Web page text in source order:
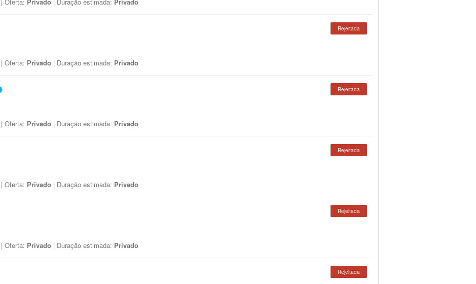
Rejeitada
| Oferta: Privado | Duração estimada: Privado
Rejeitada
| Oferta: Privado | Duração estimada: Privado
Rejeitada
| Oferta: Privado | Duração estimada: Privado
Rejeitada
| Oferta: Privado | Duração estimada: Privado
Rejeitada